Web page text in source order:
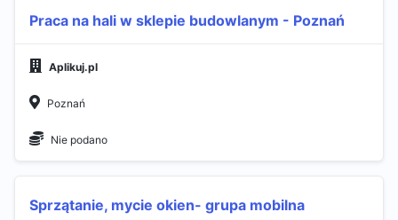
Praca na hali w sklepie budowlanym - Poznań
Aplikuj.pl
Poznań
Nie podano
Sprzątanie, mycie okien- grupa mobilna